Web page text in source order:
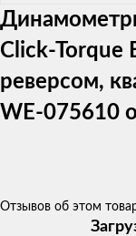
Click-Torque
реверсом,
WE-075610
Отзывов об этом